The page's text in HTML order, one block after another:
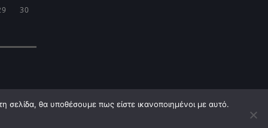
30
σελίδα, θα υποθέσουμε πως είστε ικανοποιημένοι με αυτό.